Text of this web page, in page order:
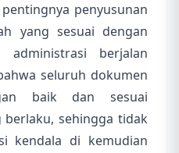
penyusunan
yang sesuai dengan
berjalan
seluruh dokumen
baik dan sesuai
sehingga tidak
kendala di kemudian